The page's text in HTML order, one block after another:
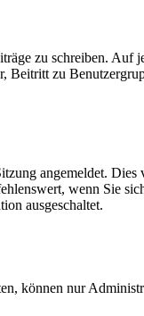
zu schreiben. Auf
zu
angemeldet. Dies
wenn Sie
ausgeschaltet.
können nur